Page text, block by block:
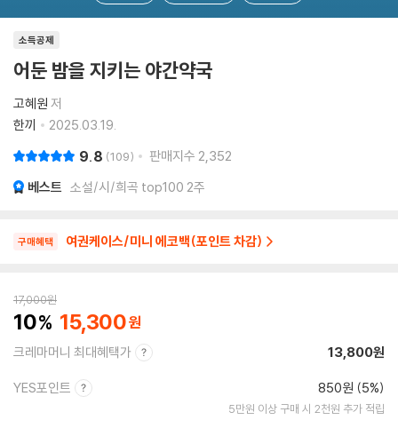
소득공제
어둔 밤을 지키는 야간약국
고혜원 저
한끼
2025.03.19.
9.8 109 판매지수 2,352
베스트 소설/시/희곡 top100 2주
구매혜택 여권케이스/미니 에코백(포인트 차감)
17,000원
10 15,300
크레마머니 최대혜택가 13,800원
YES포인트 850원 (5%)
5만원 이상 구매 시 2천원 추가 적립